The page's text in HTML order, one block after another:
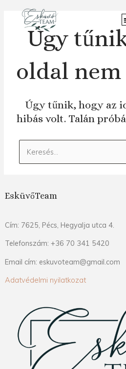
tartalomraÚgy
oldal
Úgy tűnik, hogy az
hibás volt. Talán
Keresés:
EsküvőTeam
Cím: 7625, Pécs, Hegyalja utca 4.
Telefonszám: +36 70 341 5420
Email cím: eskuvoteam@gmail.com
Adatvédelmi nyilatkozat